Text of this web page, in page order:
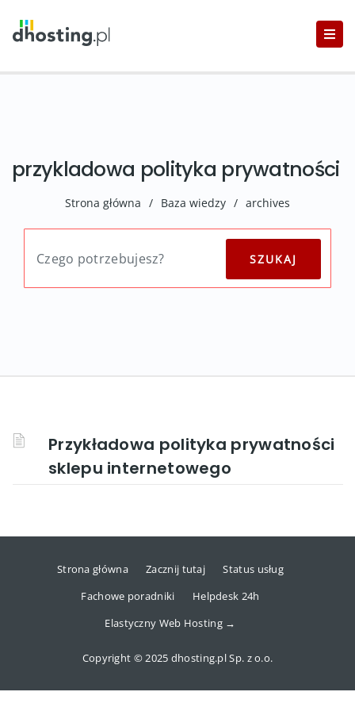
przykladowa polityka prywatności
Strona główna / Baza wiedzy / archives
Przykładowa polityka prywatności
sklepu internetowego
Strona główna Zacznij tutaj
Status usług
Fachowe poradniki
Helpdesk 24h
Elastyczny Web Hosting →
Copyright © 2025 dhosting.pl Sp. z o.o.